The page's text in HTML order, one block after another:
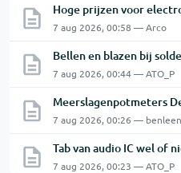
Hoge prijzen voor
7 aug 2026, 00:58 — Arco
Bellen en blazen bij
7 aug 2026, 00:44 — ATO_P
Meerslagenpotmeters
7 aug 2026, 00:26 —
Tab van audio IC wel of
7 aug 2026, 00:23 — ATO_P